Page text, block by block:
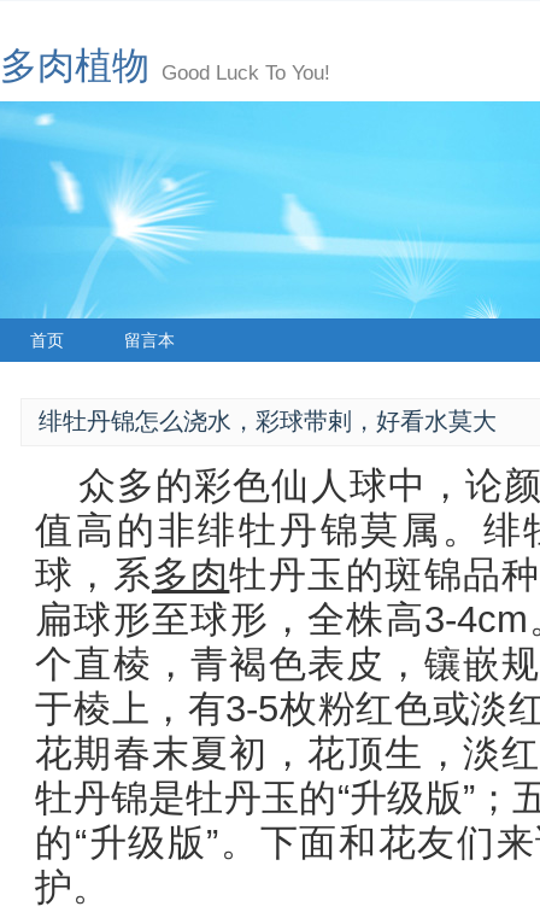
多肉植物 Good Luck To You!
首页 留言本
绯牡丹锦怎么浇水，彩球带剌，好看水莫大
众多的彩色仙人球中，论
值高的非绯牡丹锦莫属。绯
球，系多肉牡丹玉的斑锦品
扁球形至球形，全株高3-
个直棱，青褐色表皮，镶嵌
于棱上，有3-5枚粉红色或淡
花期春末夏初，花顶生，淡
牡丹锦是牡丹玉的“升级版”；
的“升级版”。下面和花友们
护。